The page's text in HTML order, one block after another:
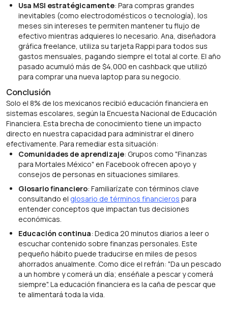
Usa MSI estratégicamente: Para compras grandes
inevitables (como electrodomésticos o tecnología), los
meses sin intereses te permiten mantener tu flujo de
efectivo mientras adquieres lo necesario. Ana, diseñadora
gráfica freelance, utiliza su tarjeta Rappi para todos sus
gastos mensuales, pagando siempre el total al corte. El año
pasado acumuló más de $4,000 en cashback que utilizó
para comprar una nueva laptop para su negocio.
Conclusión
Solo el 8% de los mexicanos recibió educación financiera en
sistemas escolares, según la Encuesta Nacional de Educación
Financiera. Esta brecha de conocimiento tiene un impacto
directo en nuestra capacidad para administrar el dinero
efectivamente. Para remediar esta situación:
Comunidades de aprendizaje: Grupos como "Finanzas
para Mortales México" en Facebook ofrecen apoyo y
consejos de personas en situaciones similares.
Glosario financiero: Familiarízate con términos clave
consultando el glosario de términos financieros para
entender conceptos que impactan tus decisiones
económicas.
Educación continua: Dedica 20 minutos diarios a leer o
escuchar contenido sobre finanzas personales. Este
pequeño hábito puede traducirse en miles de pesos
ahorrados anualmente. Como dice el refrán: "Da un pescado
a un hombre y comerá un día; enséñale a pescar y comerá
siempre". La educación financiera es la caña de pescar que
te alimentará toda la vida.